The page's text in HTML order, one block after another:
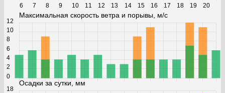
6 7 8 9 10 11 12 13 14 15 16 17 18 19 20
Максимальная скорость ветра и порывы, м/с
0
2
4
6
8
10
12
Осадки за сутки, мм
18